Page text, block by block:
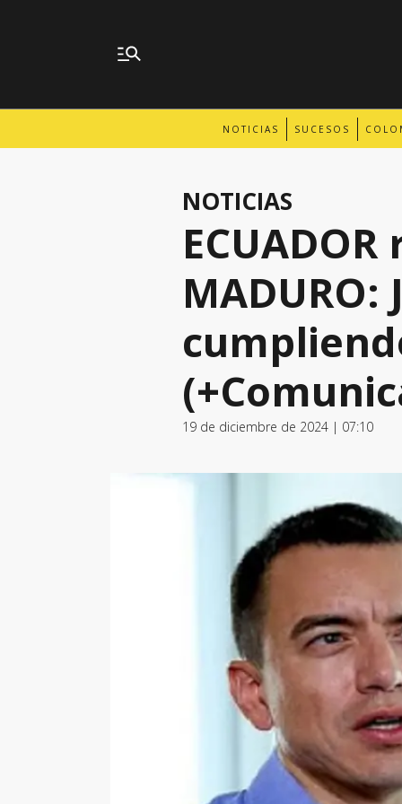
NOTICIAS SUCESOS
NOTICIAS
19 de diciembre de 2024 | 07:10